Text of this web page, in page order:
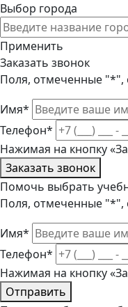
Выбор города
Применить
Заказать звонок
Поля, отмеченные "*",
Имя*
Телефон*
Нажимая на кнопку
Заказать звонок
Помочь выбрать
Поля, отмеченные "*",
Имя*
Телефон*
Нажимая на кнопку
Отправить